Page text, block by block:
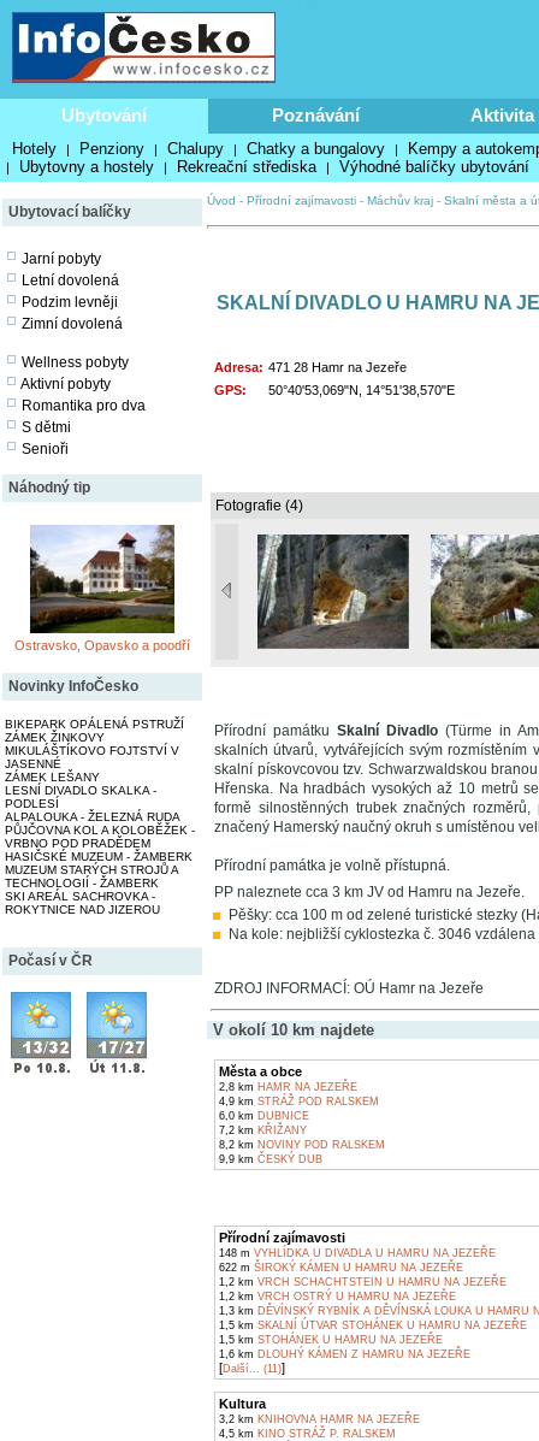
Ubytování Poznávání Aktivita
Hotely | Penziony | Chalupy | Chatky a bungalovy | Kempy a
| Ubytovny a hostely | Rekreační střediska | Výhodné balíčky ubytování
Ubytovací balíčky
Jarní pobyty
Letní dovolená
Podzim levněji
Zimní dovolená
Wellness pobyty
Aktivní pobyty
Romantika pro dva
S dětmi
Senioři
Náhodný tip
Ostravsko, Opavsko a poodří
Novinky InfoČesko
BIKEPARK OPÁLENÁ PSTRUŽÍ
ZÁMEK ŽINKOVY
MIKULÁŠTÍKOVO FOJTSTVÍ V
JASENNÉ
ZÁMEK LEŠANY
LESNÍ DIVADLO SKALKA -
PODLESÍ
ALPALOUKA - ŽELEZNÁ RUDA
PŮJČOVNA KOL A KOLOBĚŽEK -
VRBNO POD PRADĚDEM
HASIČSKÉ MUZEUM - ŽAMBERK
MUZEUM STARÝCH STROJŮ A
TECHNOLOGIÍ - ŽAMBERK
SKI AREÁL SACHROVKA -
ROKYTNICE NAD JIZEROU
Počasí v ČR
Úvod - Přírodní zajímavosti - Máchův kraj - Skalní města a
SKALNÍ DIVADLO U HAMRU NA
Adresa: 471 28 Hamr na Jezeře
GPS:
50°40'53,069"N, 14°51'38,570"E
Fotografie (4)
Přírodní památku Skalní Divadlo (Türme in
skalních útvarů, vytvářejících svým
skalní pískovcovou tzv. Schwarzwaldskou
Hřenska. Na hradbách vysokých až 10 metrů
formě silnostěnných trubek značných
značený Hamerský naučný okruh s umístěnou
Přírodní památka je volně přístupná.
PP naleznete cca 3 km JV od Hamru na Jezeře.
Pěšky: cca 100 m od zelené turistické stezky
Na kole: nejbližší cyklostezka č. 3046
ZDROJ INFORMACÍ: OÚ Hamr na Jezeře
V okolí 10 km najdete
Města a obce
2,8 km HAMR NA JEZEŘE
4,9 km STRÁŽ POD RALSKEM
6,0 km DUBNICE
7,2 km KŘIŽANY
8,2 km NOVINY POD RALSKEM
9,9 km ČESKÝ DUB
Přírodní zajímavosti
148 m VYHLÍDKA U DIVADLA U HAMRU NA JEZEŘE
622 m ŠIROKÝ KÁMEN U HAMRU NA JEZEŘE
1,2 km VRCH SCHACHTSTEIN U HAMRU NA JEZEŘE
1,2 km VRCH OSTRÝ U HAMRU NA JEZEŘE
1,3 km DĚVÍNSKÝ RYBNÍK A DĚVÍNSKÁ LOUKA U HAMRU
1,5 km SKALNÍ ÚTVAR STOHÁNEK U HAMRU NA JEZEŘE
1,5 km STOHÁNEK U HAMRU NA JEZEŘE
1,6 km DLOUHÝ KÁMEN Z HAMRU NA JEZEŘE
[Další... (11)]
Kultura
3,2 km KNIHOVNA HAMR NA JEZEŘE
4,5 km KINO STRÁŽ P. RALSKEM